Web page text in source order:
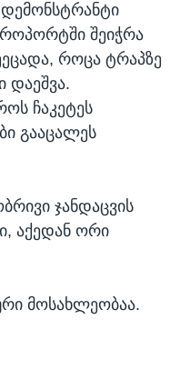
შეიჭრა
როცა ტრაპზე
დაეშვა.
ჩაკეტეს
გააცალეს
ჯანდაცვის
აქედან ორი
მოსახლეობაა.